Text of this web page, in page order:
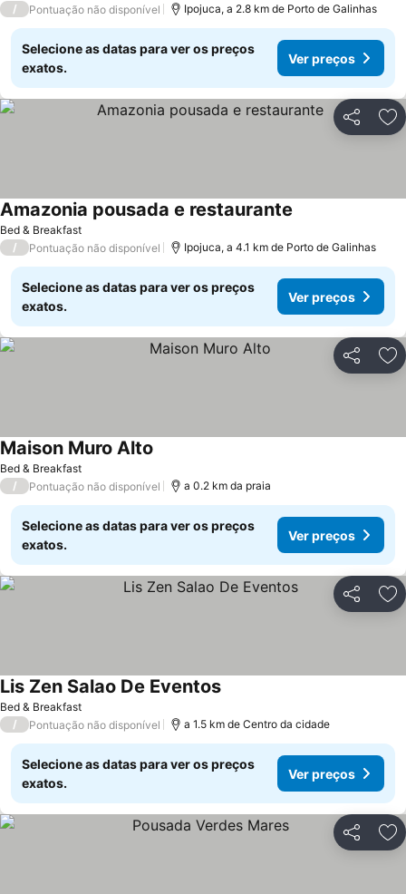
/ Pontuação não disponível Ipojuca, a 2.8 km de Porto de Galinhas
Selecione as datas para ver os preços
exatos.
Ver preços
Partilhar
Bed & Breakfast
Amazonia pousada e restaurante
/ Pontuação não disponível Ipojuca, a 4.1 km de Porto de Galinhas
Selecione as datas para ver os preços
exatos.
Ver preços
Partilhar
Bed & Breakfast
Maison Muro Alto
/ Pontuação não disponível a 0.2 km da praia
Selecione as datas para ver os preços
exatos.
Ver preços
Partilhar
Bed & Breakfast
Lis Zen Salao De EventosVer preços
/ Pontuação não disponível a 1.5 km de Centro da cidade
Selecione as datas para ver os preços
exatos.
Ver preços
Partilhar